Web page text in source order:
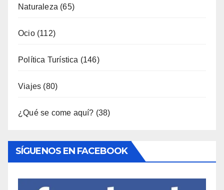
Naturaleza (65)
Ocio(112)
Política Turística (146)
Viajes (80)
¿Qué se come aquí? (38)
SÍGUENOS EN FACEBOOK